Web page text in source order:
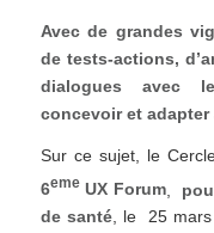
Avec de grandes
de tests-actions,
dialogues avec
concevoir et
Sur ce sujet, le
6emeUX Forum,
de santé, le 25 mars